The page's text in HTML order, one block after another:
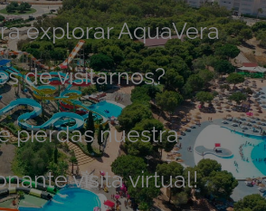
explorar AquaVera
de visitarnos?
pierdas nuestra
visita virtual!